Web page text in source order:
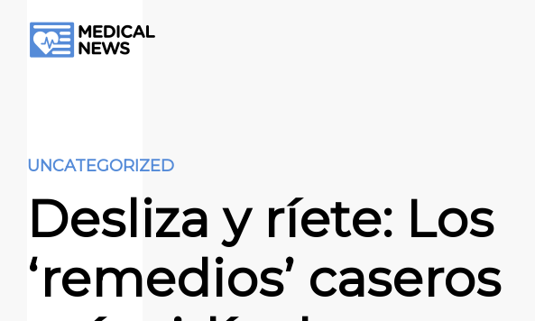
UNCATEGORIZED
Desliza y ríete: Los
‘remedios’ caseros